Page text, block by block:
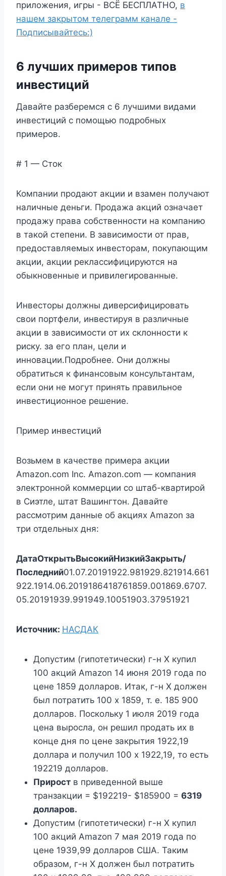
приложения, игры - ВСЁ БЕСПЛАТНО, в
нашем закрытом телеграмм канале -
Подписывайтесь:)
6 лучших примеров типов
инвестиций
Давайте разберемся с 6 лучшими видами
инвестиций с помощью подробных
примеров.
# 1 — Сток
Компании продают акции и взамен получают
наличные деньги. Продажа акций означает
продажу права собственности на компанию
в такой степени. В зависимости от прав,
предоставляемых инвесторам, покупающим
акции, акции реклассифицируются на
обыкновенные и привилегированные.
Инвесторы должны диверсифицировать
свои портфели, инвестируя в различные
акции в зависимости от их склонности к
риску. за его план, цели и
инновации.Подробнее. Они должны
обратиться к финансовым консультантам,
если они не могут принять правильное
инвестиционное решение.
Пример инвестиций
Возьмем в качестве примера акции
Amazon.com Inc. Amazon.com — компания
электронной коммерции со штаб-квартирой
в Сиэтле, штат Вашингтон. Давайте
рассмотрим данные об акциях Amazon за
три отдельных дня:
ДатаОткрытьВысокийНизкийЗакрыть/
Последний01.07.20191922.981929.821914.661
922.1914.06.2019186418761859.001869.6707.
05.20191939.991949.10051903.37951921
Источник: НАСДАК
Допустим (гипотетически) г-н X купил
100 акций Amazon 14 июня 2019 года по
цене 1859 долларов. Итак, г-н X должен
был потратить 100 х 1859, т. е. 185 900
долларов. Поскольку 1 июля 2019 года
цена выросла, он решил продать их в
конце дня по цене закрытия 1922,19
доллара и получил 100 x 1922,19, то есть
192219 долларов.
Прирост в приведенной выше
транзакции = $192219- $185900 = 6319
долларов.
Допустим (гипотетически) г-н X купил
100 акций Amazon 7 мая 2019 года по
цене 1939,99 долларов США. Таким
образом, г-н X должен был потратить